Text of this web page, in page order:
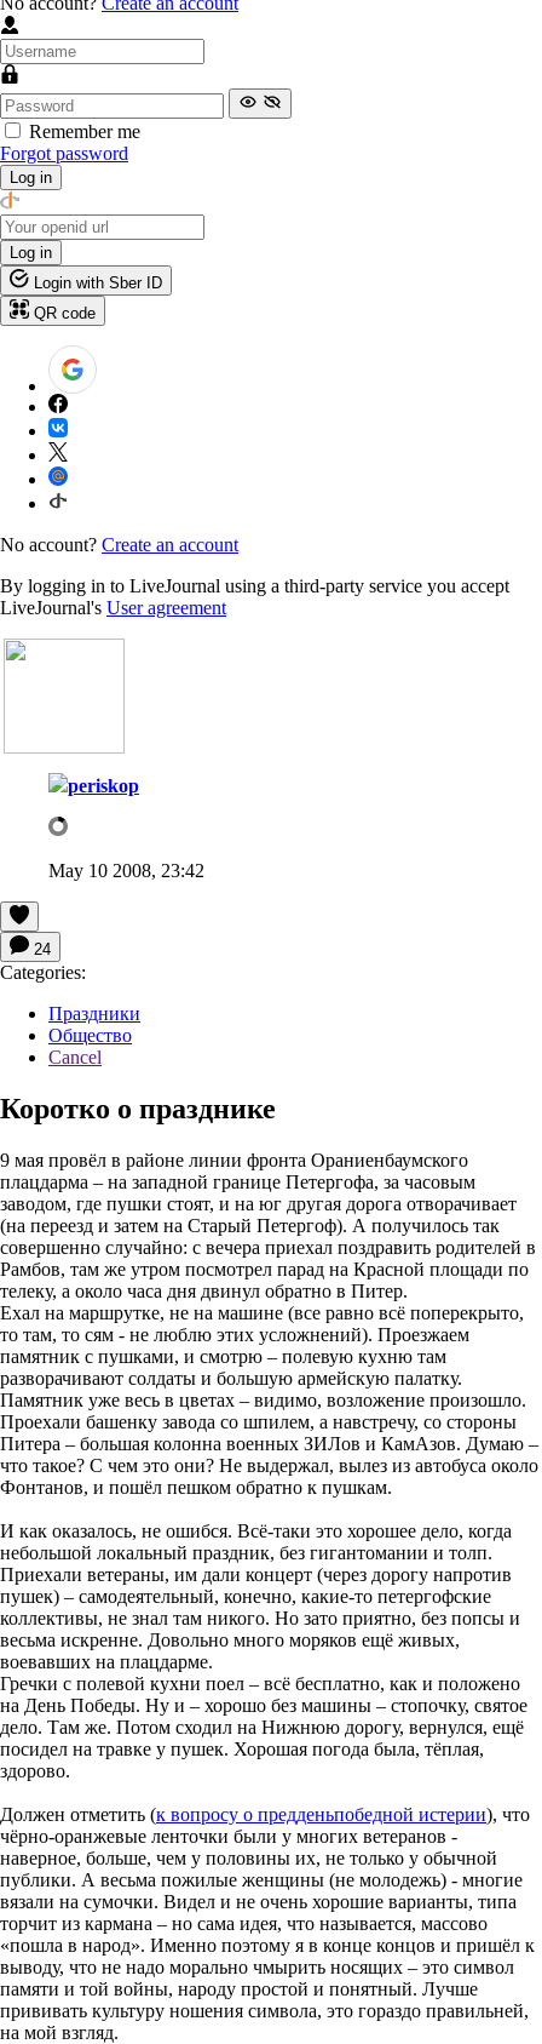
Remember me
Forgot password
Log in
Log in
Login with Sber ID
QR code
No account? Create an account
By logging in to LiveJournal using a third-party service you accept
LiveJournal's User agreement
periskop
May 10 2008, 23:42
24
Categories:
Праздники
Общество
Cancel
Коротко о празднике
9 мая провёл в районе линии фронта Ораниенбаумского
плацдарма – на западной границе Петергофа, за часовым
заводом, где пушки стоят, и на юг другая дорога отворачивает
(на переезд и затем на Старый Петергоф). А получилось так
совершенно случайно: с вечера приехал поздравить родителей в
Рамбов, там же утром посмотрел парад на Красной площади по
телеку, а около часа дня двинул обратно в Питер.
Ехал на маршрутке, не на машине (все равно всё поперекрыто,
то там, то сям - не люблю этих усложнений). Проезжаем
памятник с пушками, и смотрю – полевую кухню там
разворачивают солдаты и большую армейскую палатку.
Памятник уже весь в цветах – видимо, возложение произошло.
Проехали башенку завода со шпилем, а навстречу, со стороны
Питера – большая колонна военных ЗИЛов и КамАзов. Думаю –
что такое? С чем это они? Не выдержал, вылез из автобуса около
Фонтанов, и пошёл пешком обратно к пушкам.
И как оказалось, не ошибся. Всё-таки это хорошее дело, когда
небольшой локальный праздник, без гигантомании и толп.
Приехали ветераны, им дали концерт (через дорогу напротив
пушек) – самодеятельный, конечно, какие-то петергофские
коллективы, не знал там никого. Но зато приятно, без попсы и
весьма искренне. Довольно много моряков ещё живых,
воевавших на плацдарме.
Гречки с полевой кухни поел – всё бесплатно, как и положено
на День Победы. Ну и – хорошо без машины – стопочку, святое
дело. Там же. Потом сходил на Нижнюю дорогу, вернулся, ещё
посидел на травке у пушек. Хорошая погода была, тёплая,
здорово.
Должен отметить (к вопросу о предденьпобедной истерии), что
чёрно-оранжевые ленточки были у многих ветеранов -
наверное, больше, чем у половины их, не только у обычной
публики. А весьма пожилые женщины (не молодежь) - многие
вязали на сумочки. Видел и не очень хорошие варианты, типа
торчит из кармана – но сама идея, что называется, массово
«пошла в народ». Именно поэтому я в конце концов и пришёл к
выводу, что не надо морально чмырить носящих – это символ
памяти и той войны, народу простой и понятный. Лучше
прививать культуру ношения символа, это гораздо правильней,
на мой взгляд.